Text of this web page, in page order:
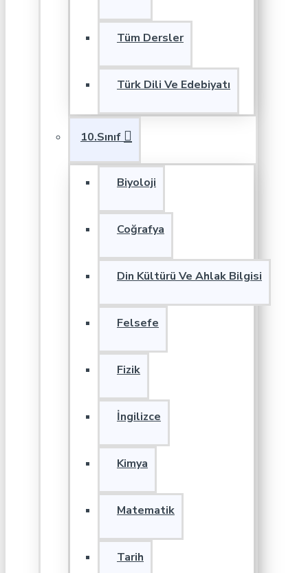
Tüm Dersler
Türk Dili Ve Edebiyatı
10.Sınıf
Biyoloji
Coğrafya
Din Kültürü Ve Ahlak Bilgisi
Felsefe
Fizik
İngilizce
Kimya
Matematik
Tarih